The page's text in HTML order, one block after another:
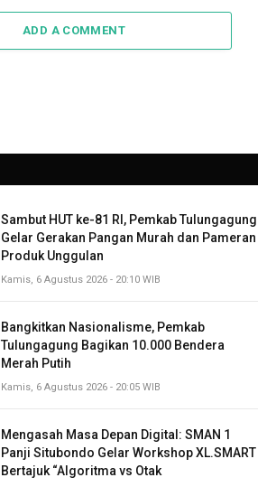
ADD A COMMENT
Sambut HUT ke-81 RI, Pemkab Tulungagung
Gelar Gerakan Pangan Murah dan Pameran
Produk Unggulan
Kamis, 6 Agustus 2026 - 20:10 WIB
Bangkitkan Nasionalisme, Pemkab
Tulungagung Bagikan 10.000 Bendera
Merah Putih
Kamis, 6 Agustus 2026 - 20:05 WIB
Mengasah Masa Depan Digital: SMAN 1
Panji Situbondo Gelar Workshop XL.SMART
Bertajuk “Algoritma vs Otak